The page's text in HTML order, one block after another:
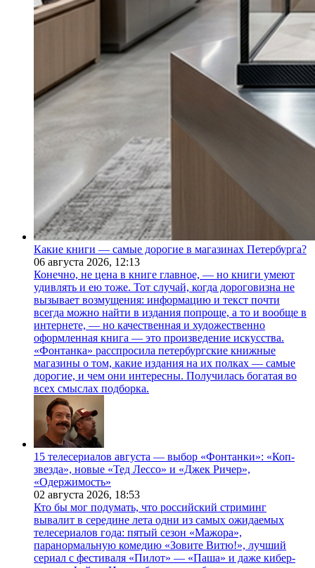
Какие книги — самые дорогие в магазинах Петербурга?
06 августа 2026, 12:13
Конечно, не цена в книге главное, — но книги умеют
удивлять и ею тоже. Тот случай, когда дороговизна не
вызывает возмущения: информацию и текст почти
всегда можно найти в издания попроще, а то и вообще в
интернете, — но качественная и художественно
оформленная книга — это произведение искусства.
«Фонтанка» расспросила петербургские книжные
магазины о том, какие издания на их полках — самые
дорогие, и чем они интересны. Получилась богатая во
всех смыслах подборка.
15 телесериалов августа — выбор «Фонтанки»: «Коп-
звезда», новые «Тед Лессо» и «Джек Ричер»,
«Одержимость»
02 августа 2026, 18:53
Кто бы мог подумать, что российский стриминг
вывалит в середине лета одни из самых ожидаемых
телесериалов года: пятый сезон «Мажора»,
паранормальную комедию «Зовите Витю!», лучший
сериал с фестиваля «Пилот» — «Паша» и даже кибер-